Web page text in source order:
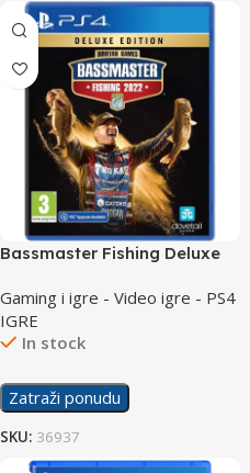
Bassmaster Fishing Deluxe
Gaming i igre - Video igre - PS4
IGRE
In stock
Zatraži ponudu
SKU: 36937